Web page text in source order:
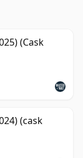
(Cask
(cask